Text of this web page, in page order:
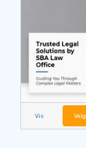
Vis Velg